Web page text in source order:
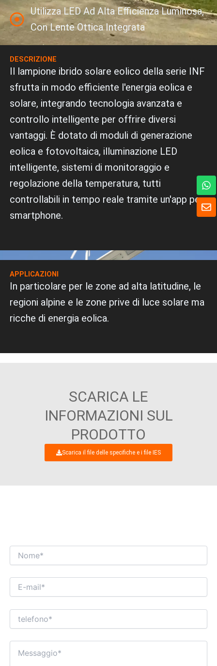
Utilizza LED Ad Alta Efficienza Luminosa,
Con Lente Ottica Integrata
DESCRIZIONE
Il lampione ibrido solare eolico della serie INF
sfrutta in modo efficiente l'energia eolica e
solare, integrando tecnologia avanzata e
controllo intelligente per offrire diversi
vantaggi. È dotato di moduli di generazione
eolica e fotovoltaica, illuminazione LED
intelligente, sistemi di monitoraggio e
regolazione della temperatura, tutti
controllabili in tempo reale tramite un'app per
smartphone.
APPLICAZIONI
In particolare per le zone ad alta latitudine, le
regioni alpine e le zone prive di luce solare ma
ricche di energia eolica.
SCARICA LE
INFORMAZIONI SUL
PRODOTTO
Scarica il file delle specifiche e i file IES
B
u
W
h
a
t
s
p